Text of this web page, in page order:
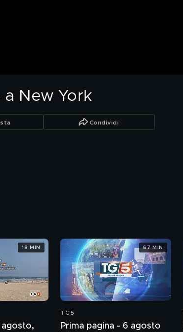
New York
Condividi
18 MIN
TG5
Prima pagina - 6 agosto
67 MIN